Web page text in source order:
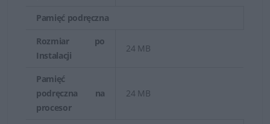
Serwery Dell PowerEdge dedykowane do szafy rack
obliczeniową w środowiskach o ograniczonej ilości
Zrównoważona wydajność
Pamięć podręczna
Rozmiar po
Instalacji
24 MB
Pamięć
podręczna na
procesor
24 MB